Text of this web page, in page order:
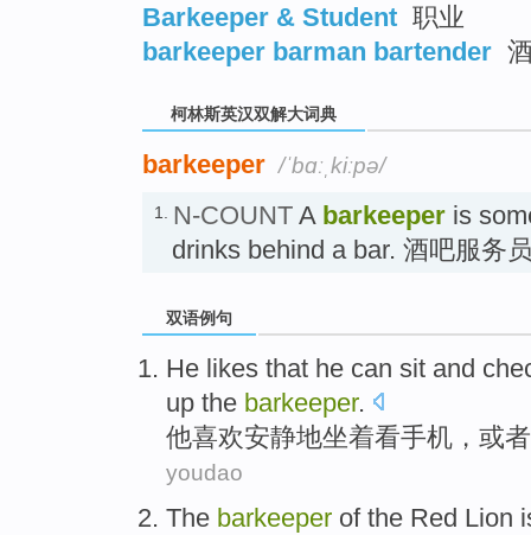
Barkeeper & Student 职业
barkeeper barman bartender
柯林斯英汉双解大词典
barkeeper /ˈbɑːˌkiːpə/
1. N-COUNT A barkeeper is
drinks behind a bar. 酒吧服务
双语例句
He likes that he can sit and
up the barkeeper.
他喜欢安静地坐着看手机 ，或
youdao
The barkeeper of the Red Lion